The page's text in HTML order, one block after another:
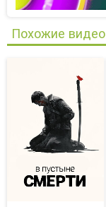
Похожие видео